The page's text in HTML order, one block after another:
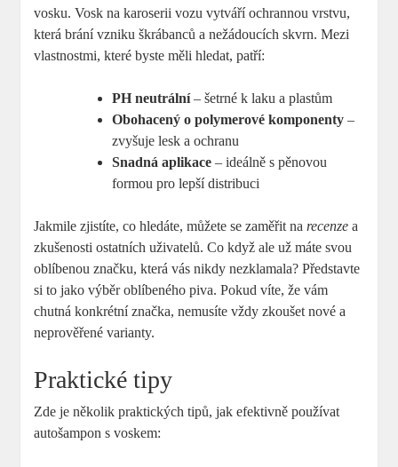
vosku. Vosk na karoserii vozu vytváří ochrannou vrstvu,
která brání vzniku škrábanců a nežádoucích skvrn. Mezi
vlastnostmi, které byste měli hledat, patří:
PH neutrální– šetrné k laku a plastům
Obohacený o polymerové komponenty –
zvyšuje lesk a ochranu
Snadná aplikace – ideálně s pěnovou
formou pro lepší distribuci
Jakmile zjistíte, co hledáte, můžete se zaměřit na recenze a
zkušenosti ostatních uživatelů. Co když ale už máte svou
oblíbenou značku, která vás nikdy nezklamala? Představte
si to jako výběr oblíbeného piva. Pokud víte, že vám
chutná konkrétní značka, nemusíte vždy zkoušet nové a
neprověřené varianty.
Praktické tipy
Zde je několik praktických tipů, jak efektivně používat
autošampon s voskem: